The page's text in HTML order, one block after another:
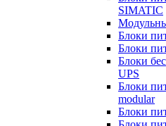
SIMATIC
Блоки
Блоки
Блоки
UPS
Блоки
modular
Блоки